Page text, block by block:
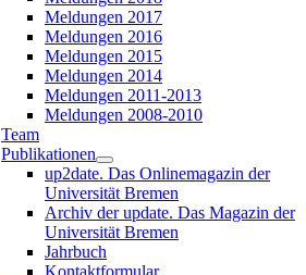
Meldungen 2017
Meldungen 2016
Meldungen 2015
Meldungen 2014
Meldungen 2011-2013
Meldungen 2008-2010
Team
Publikationen
up2date. Das Onlinemagazin der
Universität Bremen
Archiv der update. Das Magazin der
Universität Bremen
Jahrbuch
Kontaktformular